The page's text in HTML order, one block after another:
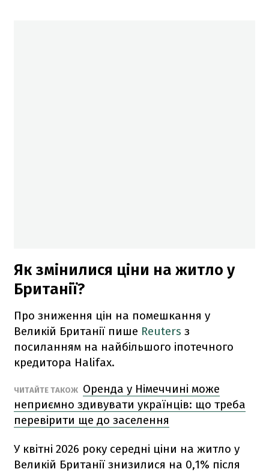
Як змінилися ціни на житло у
Британії?
Про зниження цін на помешкання у
Великій Британії пише Reuters з
посиланням на найбільшого іпотечного
кредитора Halifax.
ЧИТАЙТЕ ТАКОЖ Оренда у Німеччині може
неприємно здивувати українців: що треба
перевірити ще до заселення
У квітні 2026 року середні ціни на житло у
Великій Британії знизилися на 0,1% після